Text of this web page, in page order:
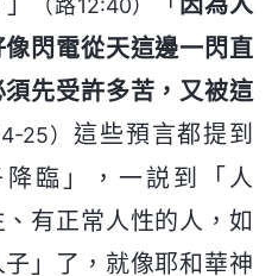
閃電從天這邊一閃直
先受許多苦，又被這
25）這些預言都提到
降臨」，一説到「人
有正常人性的人，如
」了，就像耶和華神